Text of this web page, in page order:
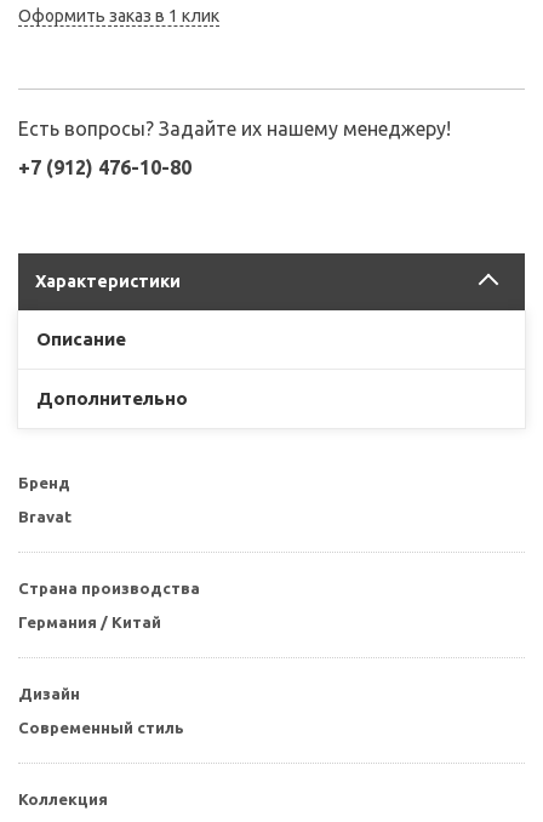
Оформить заказ в 1 клик
Есть вопросы? Задайте их нашему менеджеру!
+7 (912) 476-10-80
Характеристики
Описание
Дополнительно
Бренд
Bravat
Страна производства
Германия / Китай
Дизайн
Современный стиль
Коллекция